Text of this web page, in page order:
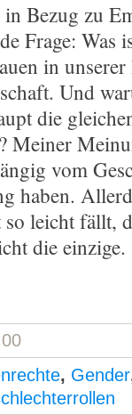
Bezug zu
Frage: Was
in unserer
Und
die
Meiner
vom
haben.
leicht fällt,
die einzige.
, Gender